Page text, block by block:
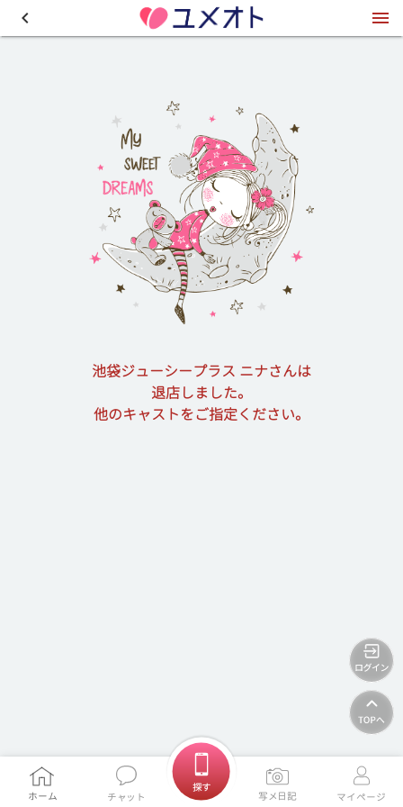
池袋ジューシープラス ニナさんは
退店しました。
他のキャストをご指定ください。
ホームに戻る
ホーム チャット
探す
写メ日記 マイページ